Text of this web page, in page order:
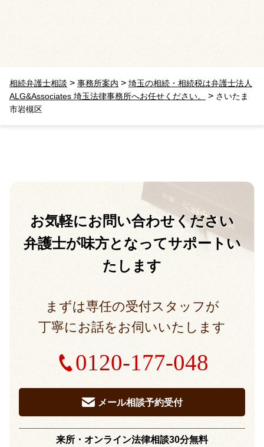
相続弁護士相談 > 事務所案内 > 埼玉の相続・相続税は弁護士法人
ALG&Associates 埼玉法律事務所へお任せください。
> さいたま
市岩槻区
お気軽にお問い合わせください
弁護士が味方となってサポートい
たします
まずは専任の受付スタッフが
丁寧にお話をお伺いいたします
0120-177-048
メール相談予約受付
来所・オンライン法律相談30分無料